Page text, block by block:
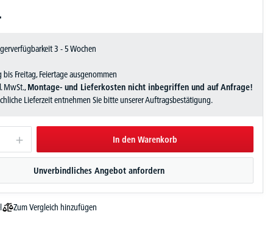
3 - 5 Wochen
Freitag, Feiertage ausgenommen
MwSt.,Montage- und Lieferkosten nicht inbegriffen und auf Anfrage!
Lieferzeit entnehmen Sie bitte unserer Auftragsbestätigung.
In den Warenkorb
Unverbindliches Angebot anfordern
Zum Vergleich hinzufügen